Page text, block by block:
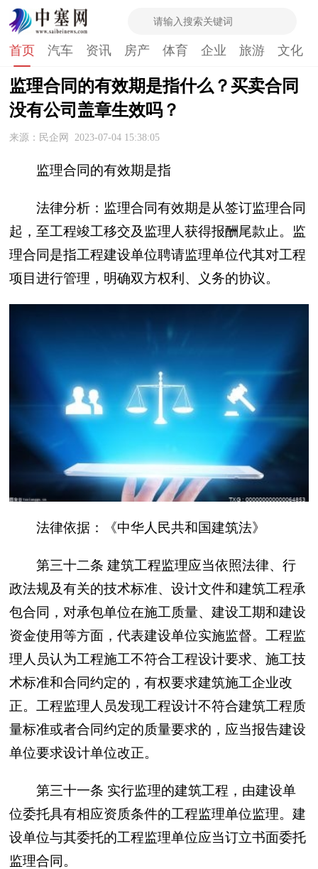
首页 汽车 资讯 房产 体育 企业 旅游 文化
监理合同的有效期是指什么？买卖合同
没有公司盖章生效吗？
来源：民企网 2023-07-04 15:38:05
监理合同的有效期是指
法律分析：监理合同有效期是从签订监理合同
起，至工程竣工移交及监理人获得报酬尾款止。监
理合同是指工程建设单位聘请监理单位代其对工程
项目进行管理，明确双方权利、义务的协议。
法律依据：《中华人民共和国建筑法》
第三十二条 建筑工程监理应当依照法律、行
政法规及有关的技术标准、设计文件和建筑工程承
包合同，对承包单位在施工质量、建设工期和建设
资金使用等方面，代表建设单位实施监督。工程监
理人员认为工程施工不符合工程设计要求、施工技
术标准和合同约定的，有权要求建筑施工企业改
正。工程监理人员发现工程设计不符合建筑工程质
量标准或者合同约定的质量要求的，应当报告建设
单位要求设计单位改正。
第三十一条 实行监理的建筑工程，由建设单
位委托具有相应资质条件的工程监理单位监理。建
设单位与其委托的工程监理单位应当订立书面委托
监理合同。